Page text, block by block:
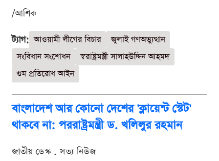
/আশিক
ট্যাগ: আওয়ামী লীগের বিচার
জুলাই গণঅভ্যুত্থান
সংবিধান সংশোধন
স্বরাষ্ট্রমন্ত্রী সালাহউদ্দিন আহমদ
গুম প্রতিরোধ আইন
বাংলাদেশ আর কোনো দেশের 'ক্লায়েন্ট স্টেট'
থাকবে না: পররাষ্ট্রমন্ত্রী ড. খলিলুর রহমান
জাতীয় ডেস্ক . সত্য নিউজ